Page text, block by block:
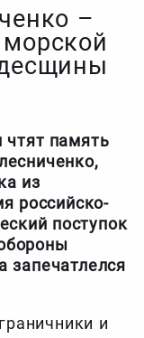
–
чтят память
из
российско-
поступок
запечатлелся
и